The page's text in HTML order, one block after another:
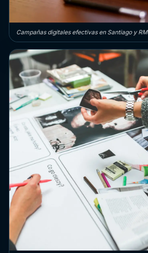
Campañas digitales efectivas en Santiago y RM